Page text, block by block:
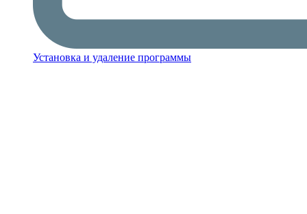
Установка и удаление программы